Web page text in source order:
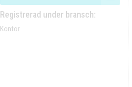
Registrerad under bransch:
Kontor